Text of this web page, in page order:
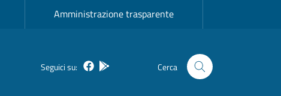
Amministrazione trasparente
Seguici su: FacebookBosa inAppCerca